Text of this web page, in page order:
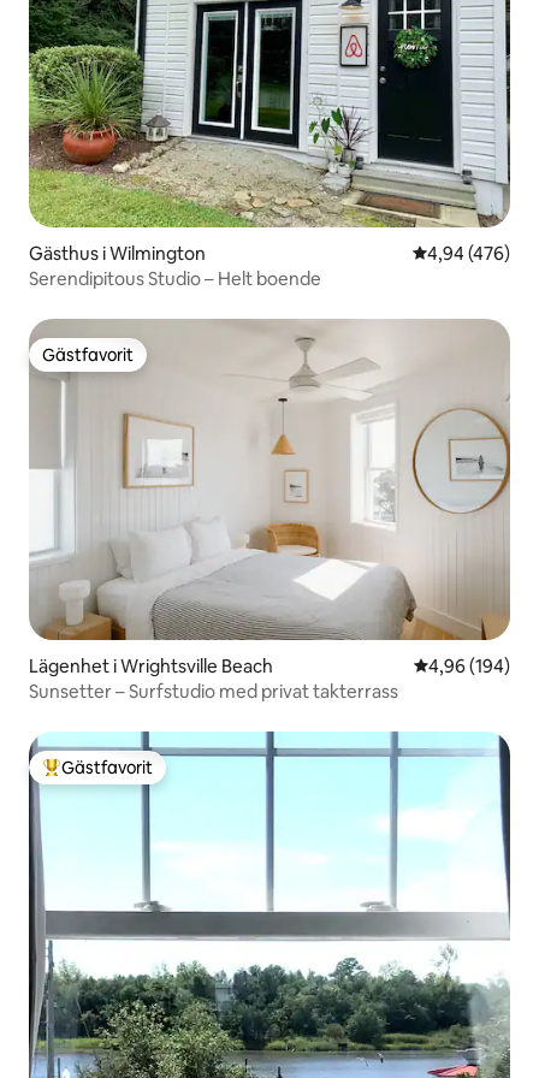
Gästhus i Wilmington 4,94 av 5 i
4,94 (476)
Serendipitous Studio – Helt boende
Gästfavorit
Gästfavorit
Lägenhet i Wrightsville Beach 4,96 av 5 i
4,96 (194)
Sunsetter – Surfstudio med privat takterrass
Populär gästfavorit
Gästfavorit